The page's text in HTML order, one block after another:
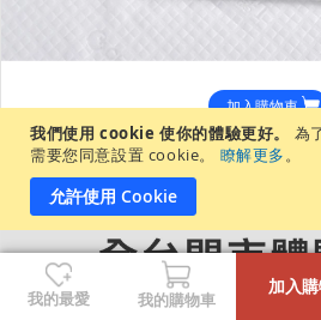
我們使用 cookie 使你的體驗更好。
為
需要您同意設置 cookie。
瞭解更多。
允許使用 Cookie
加入購物車
我的最愛 我的購物車
加入
-